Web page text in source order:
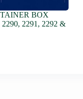
BOX
2291, 2292 &